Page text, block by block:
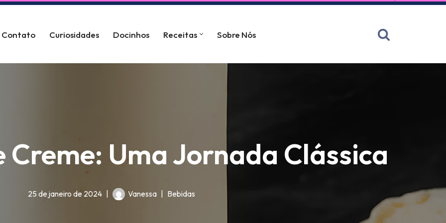
Contato Curiosidades Docinhos Receitas Sobre Nós
Creme: Uma Jornada Clássica
25 de janeiro de 2024 Vanessa Bebidas